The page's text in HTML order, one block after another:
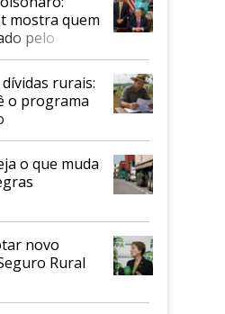
mostra quem
pelo
rurais:
o programa
o que muda
novo
Rural